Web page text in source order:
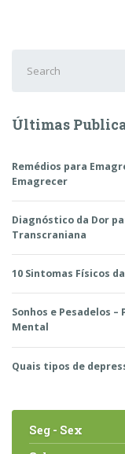
for:
Últimas
Remédios para
Emagrecer
Diagnóstico da Dor
Transcraniana
10 Sintomas Físicos
Sonhos e Pesadelos –
Mental
Quais tipos de
Seg - Sex